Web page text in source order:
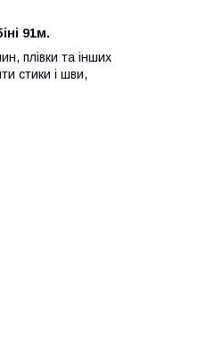
91м.
плівки та інших
стики і шви,